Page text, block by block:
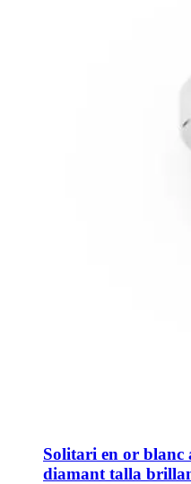
Solitari en or blanc
diamant talla